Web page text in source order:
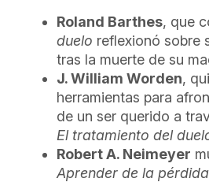
Roland Barthes, que
duelo reflexionó sobre
tras la muerte de su
J. William Worden,
herramientas para
de un ser querido a
El tratamiento del
Robert A. Neimeyer
Aprender de la pérdida